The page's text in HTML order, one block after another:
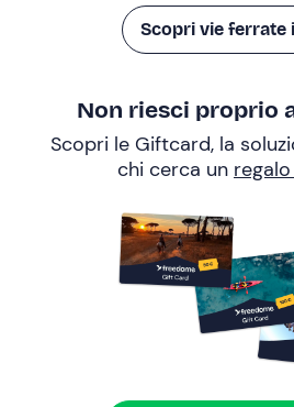
Scopri vie ferrate
Non riesci proprio
Scopri le Giftcard, la
chi cerca un